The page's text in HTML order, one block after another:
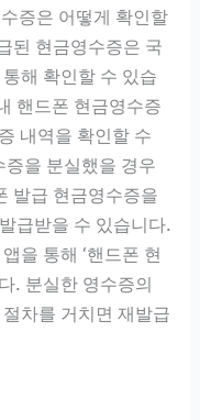
증은 어떻게 확인할
된 현금영수증은 국
해 확인할 수 있습
핸드폰 현금영수증
내역을 확인할 수
을 분실했을 경우
발급 현금영수증을
급받을 수 있습니다.
을 통해 ‘핸드폰 현
. 분실한 영수증의
차를 거치면 재발급